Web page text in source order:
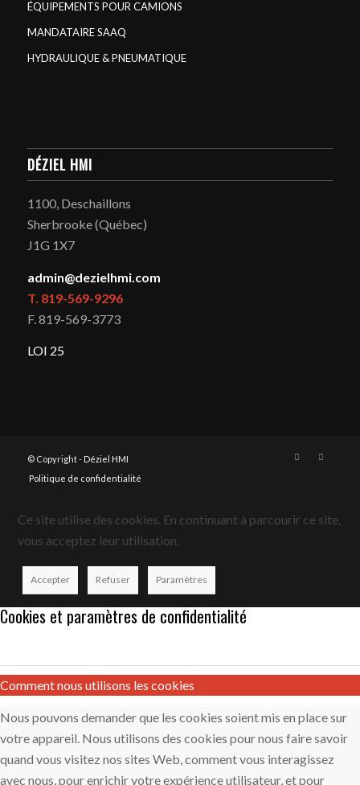
ÉQUIPEMENTS POUR CAMIONS
MANDATAIRE SAAQ
HYDRAULIQUE & PNEUMATIQUE
DÉZIEL HMI
1100, Deschaillons
Sherbrooke (Québec)
J1G 1X7
admin@dezielhmi.com
T. 819-569-9296
F. 819-569-3773
LOI 25
© Copyright - Déziel HMI
Politique de confidentialité
Ce site utilise des cookies. En continuant à parcourir ce site,
vous acceptez leur utilisation.
Accepter Refuser Paramètres
Cookies et paramètres de confidentialité
Comment nous utilisons les cookies
Nous pouvons demander que les cookies soient mis en place sur
votre appareil. Nous utilisons des cookies pour nous faire savoir
quand vous visitez nos sites Web, comment vous interagissez
avec nous, pour enrichir votre expérience utilisateur, et pour